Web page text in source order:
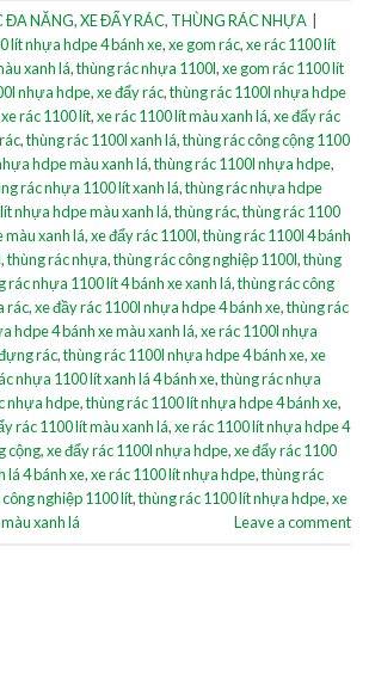
ĐA NĂNG,XE ĐẨY RÁC, THÙNG RÁC NHỰA
lít nhựa hdpe 4 bánh xe,xe gom rác,xe rác 1100 lít
xanh lá,thùng rác nhựa 1100l,xe gom rác 1100 lít
nhựa hdpe,xe đẩy rác,thùng rác 1100l nhựa hdpe
xe rác 1100 lít,xe rác 1100 lít màu xanh lá,xe đẩy rác
,thùng rác 1100l xanh lá,thùng rác công cộng 1100
hdpe màu xanh lá,thùng rác 1100l nhựa hdpe,
rác nhựa 1100 lít xanh lá,thùng rác nhựa hdpe
nhựa hdpe màu xanh lá,thùng rác,thùng rác 1100
màu xanh lá,xe đẩy rác 1100l,thùng rác 1100l 4 bánh
,thùng rác nhựa,thùng rác công nghiệp 1100l,thùng
rác nhựa 1100 lít 4 bánh xe xanh lá,thùng rác công
rác,xe đầy rác 1100l nhựa hdpe 4 bánh xe,thùng rác
hdpe 4 bánh xe màu xanh lá,xe rác 1100l nhựa
rác,thùng rác 1100l nhựa hdpe 4 bánh xe,xe
nhựa 1100 lít xanh lá 4 bánh xe,thùng rác nhựa
nhựa hdpe,thùng rác 1100 lít nhựa hdpe 4 bánh xe,
rác 1100 lít màu xanh lá,xe rác 1100 lít nhựa hdpe 4
cộng,xe đẩy rác 1100l nhựa hdpe,xe đẩy rác 1100
lá 4 bánh xe,xe rác 1100 lít nhựa hdpe,thùng rác
nghiệp 1100 lít,thùng rác 1100 lít nhựa hdpe,xe
xanh lá
Leave a comment